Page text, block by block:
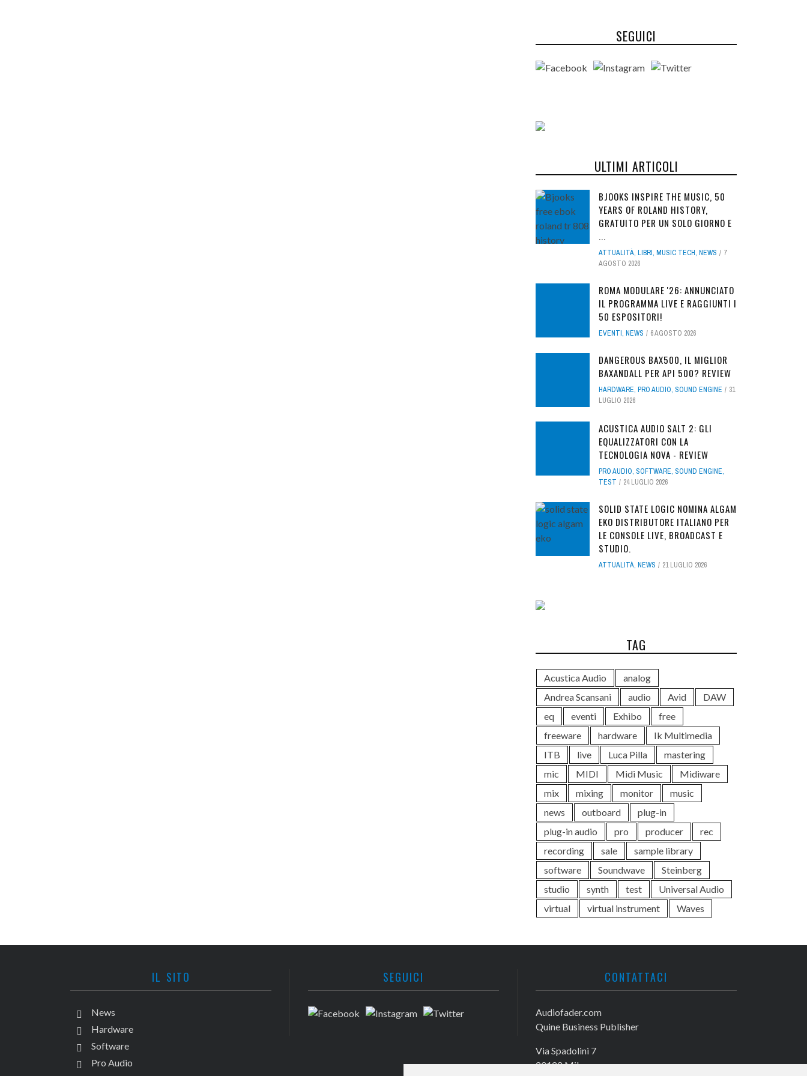
SEGUICI
ULTIMI ARTICOLI
BJOOKS INSPIRE THE MUSIC, 50
YEARS OF ROLAND HISTORY,
GRATUITO PER UN SOLO GIORNO E
...
ATTUALITÀ, LIBRI, MUSIC TECH, NEWS
7
AGOSTO 2026
ROMA MODULARE '26: ANNUNCIATO
IL PROGRAMMA LIVE E RAGGIUNTI I
50 ESPOSITORI!
EVENTI, NEWS 6 AGOSTO 2026
DANGEROUS BAX500, IL MIGLIOR
BAXANDALL PER API 500? REVIEW
HARDWARE, PRO AUDIO, SOUND ENGINE
31
LUGLIO 2026
ACUSTICA AUDIO SALT 2: GLI
EQUALIZZATORI CON LA
TECNOLOGIA NOVA - REVIEW
PRO AUDIO, SOFTWARE, SOUND ENGINE,
TEST
24 LUGLIO 2026
SOLID STATE LOGIC NOMINA ALGAM
EKO DISTRIBUTORE ITALIANO PER
LE CONSOLE LIVE, BROADCAST E
STUDIO.
ATTUALITÀ, NEWS 21 LUGLIO 2026
TAG
Acustica Audio
analog
Andrea Scansani
audio Avid
DAW
eq
eventi Exhibo
free
freeware
hardware
Ik Multimedia
ITB
live Luca Pilla
mastering
mic
MIDI Midi Music
Midiware
mix
mixing monitor
music
news
outboard
plug-in
plug-in audio
pro producer
rec
recording
sale
sample library
software
Soundwave
Steinberg
studio
synth test
Universal Audio
virtual
virtual instrument Waves
IL SITO
News
Hardware
Software
Pro Audio
SEGUICI CONTATTACI
Audiofader.com
Quine Business Publisher
Via Spadolini 7
20122 Milano